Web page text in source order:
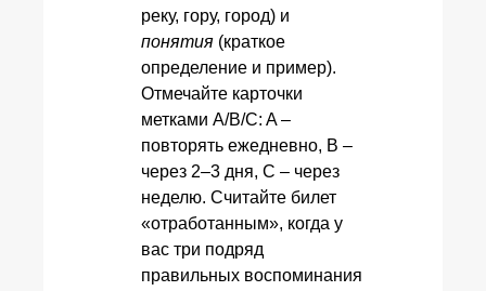
реку, гору, город) и
понятия (краткое
определение и пример).
Отмечайте карточки
метками A/B/C: A –
повторять ежедневно, B –
через 2–3 дня, C – через
неделю. Считайте билет
«отработанным», когда у
вас три подряд
правильных воспоминания